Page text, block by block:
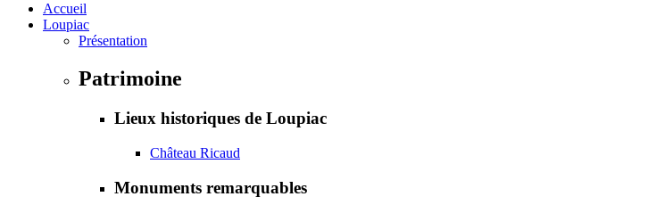
Accueil
Loupiac
Présentation
Patrimoine
Lieux historiques de Loupiac
Château Ricaud
Monuments remarquables